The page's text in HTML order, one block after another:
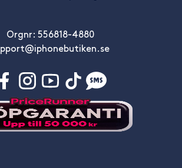
Orgnr: 556818-4880